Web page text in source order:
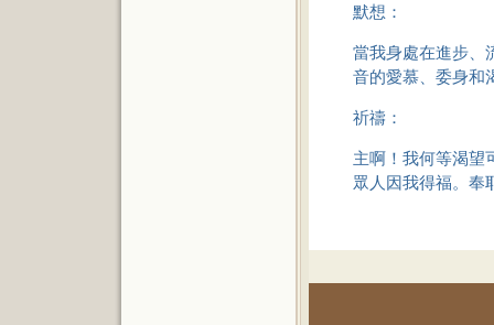
默想：
當我身處在進步、
音的愛慕、委身和
祈禱：
主啊！我何等渴望
眾人因我得福。奉